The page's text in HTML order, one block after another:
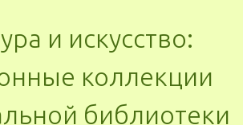
и искусство:
коллекции
библиотеки